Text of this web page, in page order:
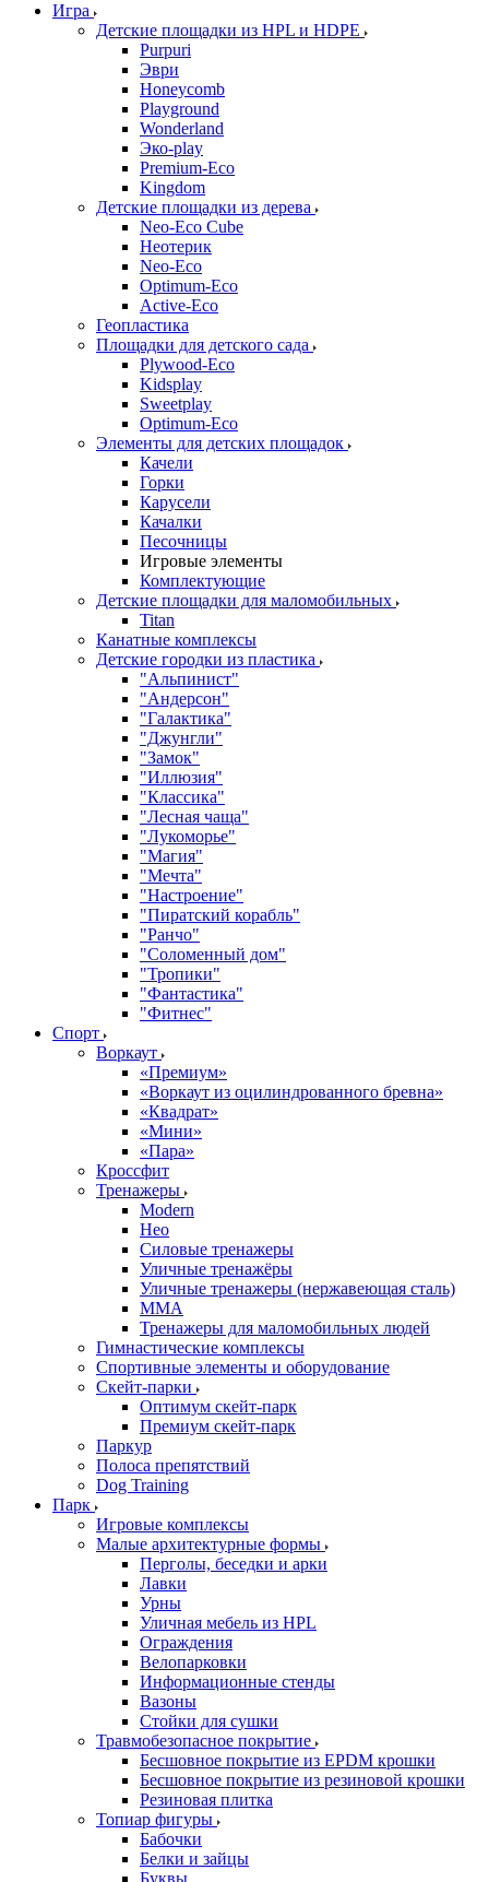
Игра
Детские площадки из HPL и HDPE
Purpuri
Эври
Honeycomb
Playground
Wonderland
Эко-play
Premium-Eco
Kingdom
Детские площадки из дерева
Neo-Eco Cube
Неотерик
Neo-Eco
Оptimum-Еco
Active-Eco
Геопластика
Площадки для детского сада
Plywood-Eco
Kidsplay
Sweetplay
Оptimum-Еco
Элементы для детских площадок
Качели
Горки
Карусели
Качалки
Песочницы
Игровые элементы
Комплектующие
Детские площадки для маломобильных
Titan
Канатные комплексы
Детские городки из пластика
"Альпинист"
"Андерсон"
"Галактика"
"Джунгли"
"Замок"
"Иллюзия"
"Классика"
"Лесная чаща"
"Лукоморье"
"Магия"
"Мечта"
"Настроение"
"Пиратский корабль"
"Ранчо"
"Соломенный дом"
"Тропики"
"Фантастика"
"Фитнес"
Спорт
Воркаут
«Премиум»
«Воркаут из оцилиндрованного бревна»
«Квадрат»
«Мини»
«Пара»
Кроссфит
Тренажеры
Modern
Нео
Силовые тренажеры
Уличные тренажёры
Уличные тренажеры (нержавеющая сталь)
ММА
Тренажеры для маломобильных людей
Гимнастические комплексы
Спортивные элементы и оборудование
Скейт-парки
Оптимум скейт-парк
Премиум скейт-парк
Паркур
Полоса препятствий
Dog Training
Парк
Игровые комплексы
Малые архитектурные формы
Перголы, беседки и арки
Лавки
Урны
Уличная мебель из HPL
Ограждения
Велопарковки
Информационные стенды
Вазоны
Стойки для сушки
Травмобезопасное покрытие
Бесшовное покрытие из EPDM крошки
Бесшовное покрытие из резиновой крошки
Резиновая плитка
Топиар фигуры
Бабочки
Белки и зайцы
Буквы